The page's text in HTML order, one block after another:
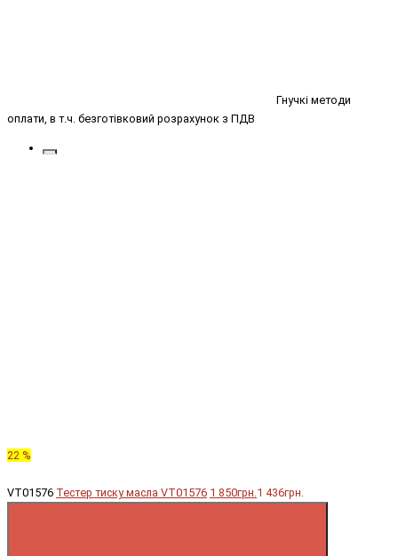
Гнучкі методи
оплати, в т.ч. безготівковий розрахунок з ПДВ
22 %
VT01576 Тестер тиску масла VT01576 1 850грн.1 436грн.